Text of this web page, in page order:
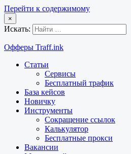
Перейти к содержимому
×
Искать:
Офферы Traff.ink
Статьи
Сервисы
Бесплатный трафик
База кейсов
Новичку
Инструменты
Сокращение ссылок
Калькулятор
Бесплатные прокси
Вакансии